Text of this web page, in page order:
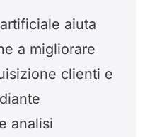
aiuta
a migliorare
clienti e
analisi